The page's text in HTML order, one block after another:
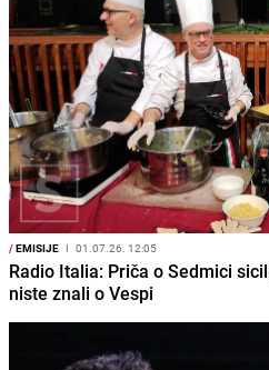
/EMISIJE I 01.07.26. 12:05
Radio Italia: Priča o Sedmici
niste znali o Vespi